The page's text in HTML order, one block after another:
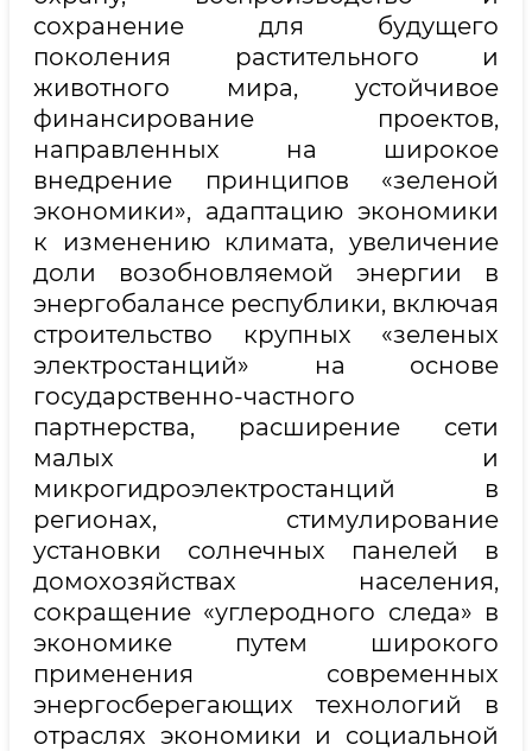
сохранение для будущего
поколения растительного и
животного мира, устойчивое
финансирование проектов,
направленных на широкое
внедрение принципов «зеленой
экономики», адаптацию экономики
к изменению климата, увеличение
доли возобновляемой энергии в
энергобалансе республики, включая
строительство крупных «зеленых
электростанций» на основе
государственно-частного
партнерства, расширение сети
малых и
микрогидроэлектростанций в
регионах, стимулирование
установки солнечных панелей в
домохозяйствах населения,
сокращение «углеродного следа» в
экономике путем широкого
применения современных
энергосберегающих технологий в
отраслях экономики и социальной